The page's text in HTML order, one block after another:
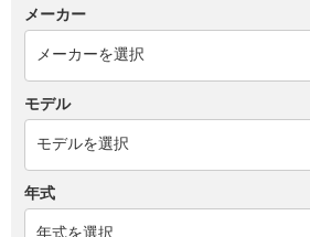
メーカー
モデル
年式